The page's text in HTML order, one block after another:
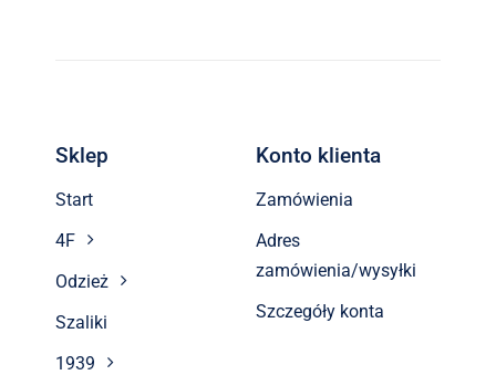
Sklep
Start
4F
Odzież
Szaliki
1939
Konto klienta
Zamówienia
Adres
zamówienia/wysyłki
Szczegóły konta